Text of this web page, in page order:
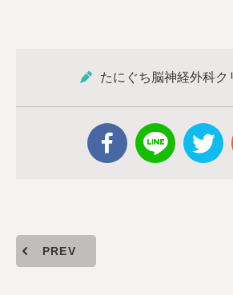
たにぐち脳神経外科ク
PREV